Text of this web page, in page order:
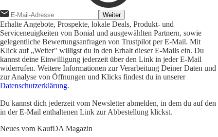
Weiter
Erhalte Angebote, Prospekte, lokale Deals, Produkt- und
Serviceneuigkeiten von Bonial und ausgewählten Partnern, sowie
gelegentliche Bewertungsanfragen von Trustpilot per E-Mail. Mit
Klick auf „Weiter" willigst du in den Erhalt dieser E-Mails ein. Du
kannst deine Einwilligung jederzeit über den Link in jeder E-Mail
widerrufen. Weitere Informationen zur Verarbeitung Deiner Daten und
zur Analyse von Öffnungen und Klicks findest du in unserer
Datenschutzerklärung.
Du kannst dich jederzeit vom Newsletter abmelden, in dem du auf den
in der E-Mail enthaltenen Link zur Abbestellung klickst.
Neues vom KaufDA Magazin